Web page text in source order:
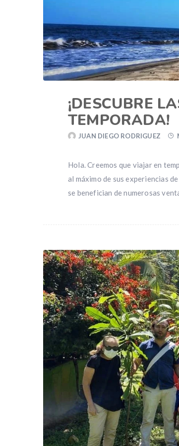
¡DESCUBRE
TEMPORADA!
JUAN DIEGO RODRIGUEZ
Hola. Creemos que viajar en
al máximo de sus experiencias
se benefician de numerosas